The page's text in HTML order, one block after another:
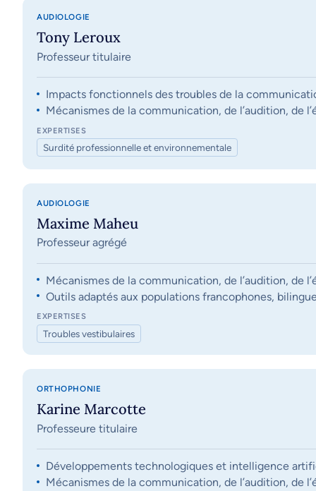
AUDIOLOGIE
Tony Leroux
Professeur titulaire
Impacts fonctionnels des troubles de la
Mécanismes de la communication, de l’audition, de
EXPERTISES
Surdité professionnelle et environnementale
AUDIOLOGIE
Maxime Maheu
Professeur agrégé
Mécanismes de la communication, de l’audition, de
Outils adaptés aux populations francophones,
EXPERTISES
Troubles vestibulaires
ORTHOPHONIE
Karine Marcotte
Professeure titulaire
Développements technologiques et intelligence
Mécanismes de la communication, de l’audition, de